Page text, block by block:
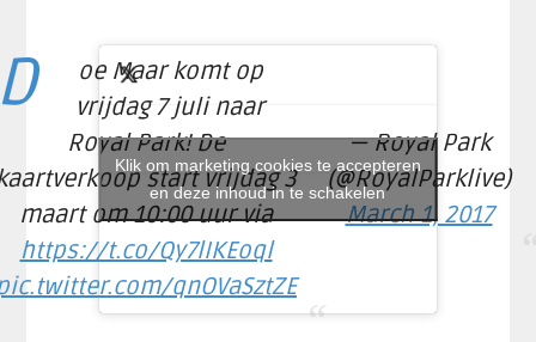
oe Maar komt op
vrijdag 7 juli naar
Royal Park! De
start vrijdag 3
maart om 10:00 uur via
https://t.co/Qy7lIKEoql
qnOVaSztZE
— Royal Park
(@RoyalParklive)
March 1, 2017
Klik om marketing cookies te accepteren
en deze inhoud in te schakelen